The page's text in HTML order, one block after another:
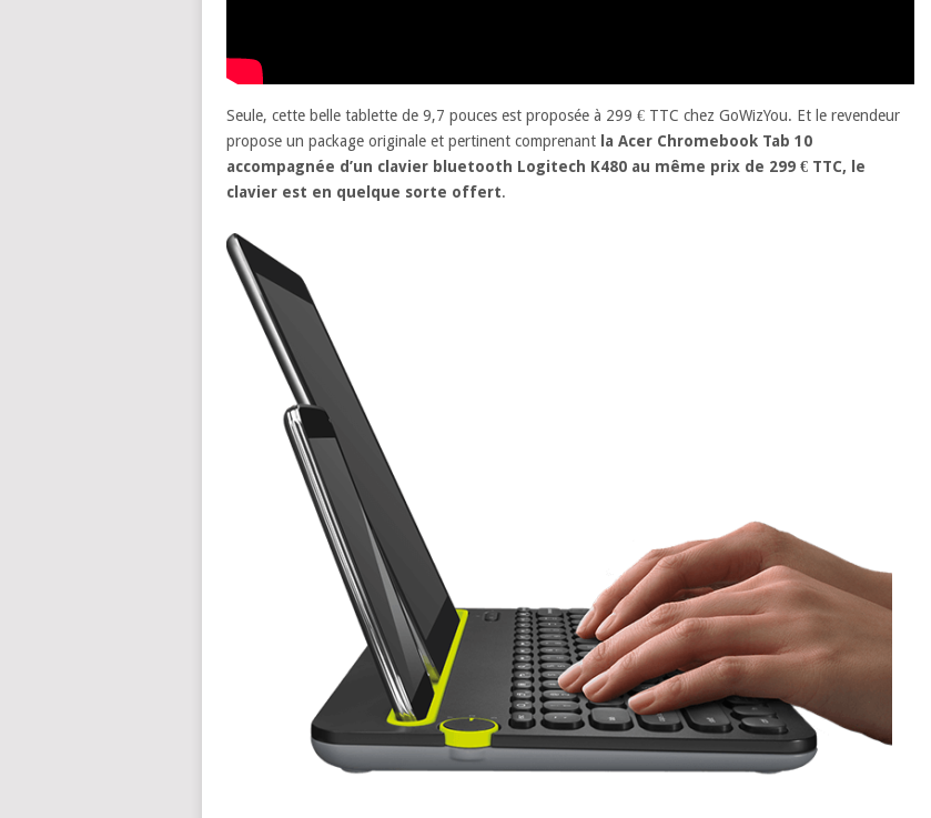
Seule, cette belle tablette de 9,7 pouces est proposée à 299 € TTC chez GoWizYou. Et le revendeur
propose un package originale et pertinent comprenant la Acer Chromebook Tab 10
accompagnée d’un clavier bluetooth Logitech K480 au même prix de 299 € TTC, le
clavier est en quelque sorte offert.